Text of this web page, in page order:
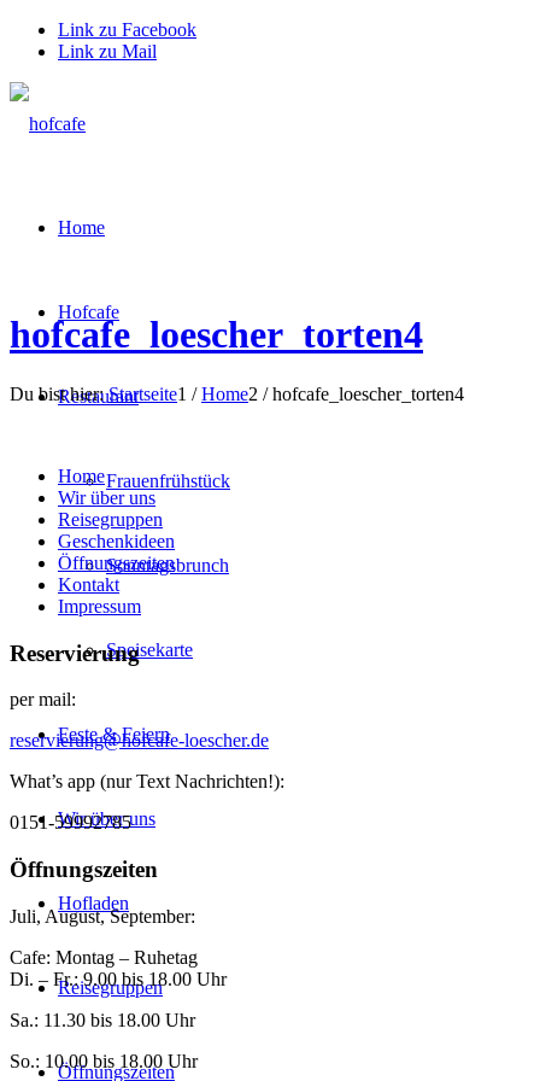
Link zu Facebook
Link zu Mail
Home
Hofcafe
Restaurant
Frauenfrühstück
Sonntagsbrunch
Speisekarte
Feste & Feiern
Wir über uns
Hofladen
Reisegruppen
Öffnungszeiten
hofcafe_loescher_torten4
Du bist hier: Startseite1 / Home2 / hofcafe_loescher_torten4
Home
Wir über uns
Reisegruppen
Geschenkideen
Öffnungszeiten
Kontakt
Impressum
Reservierung
per mail:
reservierung@hofcafe-loescher.de
What’s app (nur Text Nachrichten!):
0151-59992785
Öffnungszeiten
Juli, August, September:
Cafe: Montag – Ruhetag
Di. – Fr.: 9.00 bis 18.00 Uhr
Sa.: 11.30 bis 18.00 Uhr
So.: 10.00 bis 18.00 Uhr